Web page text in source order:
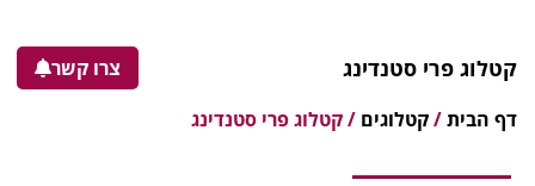
קטלוג פרי סטנדינג
צרו קשר
דף הבית/קטלוגים/קטלוג פרי סטנדינג